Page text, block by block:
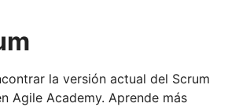
la versión actual del Scrum
Agile Academy. Aprende más